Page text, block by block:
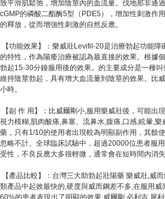
致平滑肌鬆弛，增加陰莖內的血流量。伐地那非通
cGMP的磷酸二酯酶5型（PDE5），增加性刺激作
的釋放，從而增強性刺激的自然反應。
【功能效果】：樂威壯Levifil-20是治療勃起功能
的特性，作為陽痿治療被認為最直接的效果。根據
勃起15-30分鐘服用後的效果。的主要成分是一種
維持陰莖勃起，具有增大血流量到陰莖的效果。比
小時。
【副 作 用】：比威爾剛小,服用樂威壯後，可能出
視力模糊,肌肉酸痛,鼻塞、流鼻水,腹痛,口感,眩暈,
藥，只有1/10的使用者出現較為明顯副作用，其餘
忽略不計。全球臨床試驗中，超過20000位患者服
受性，不良反應大多很輕微，通常會在短時間內消失
【產品比較】：台灣三大助勃起壯陽藥 樂威壯,威
類產品中起效最快的,硬度與威而鋼差不多,在服用
60%的患者表現出了明顯的效果,威爾剛,必利吉,犀